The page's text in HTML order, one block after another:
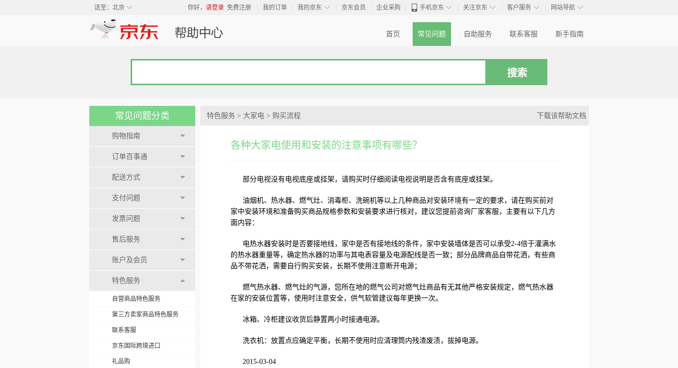
◇
送至： 北京 你好， 请登录 免费注册 我的订单 ◇
我的京东 京东会员 企业采购 ◇
手机京东 ◇
关注京东 ◇
客户服务 ◇
网站导航
首页 常见问题 自助服务 联系客服 新手指南
常见问题分类
购物指南
订单百事通
配送方式
支付问题
发票问题
售后服务
账户及会员
特色服务
自营商品特色服务
第三方卖家商品特色服务
联系客服
京东国际跨境进口
礼品购
特色服务 > 大家电 > 购买流程 下载该帮助文档
各种大家电使用和安装的注意事项有哪些？
部分电视没有电视底座或挂架，请购买时仔细阅读电视说明是否含有底座或挂架。
油烟机、热水器、燃气灶、消毒柜、洗碗机等以上几种商品对安装环境有一定的要求，请在购买前对
家中安装环境和准备购买商品规格参数和安装要求进行核对，建议您提前咨询厂家客服，主要有以下几方
面内容：
电热水器安装时是否要接地线，家中是否有接地线的条件，家中安装墙体是否可以承受2-4倍于灌满水
的热水器重量等，确定热水器的功率与其电表容量及电源配线是否一致；部分品牌商品自带花洒，有些商
品不带花洒，需要自行购买安装，长期不使用注意断开电源；
燃气热水器、燃气灶的气源，您所在地的燃气公司对燃气灶商品有无其他严格安装规定，燃气热水器
在家的安装位置等，使用时注意安全，供气软管建议每年更换一次。
冰箱、冷柜建议收货后静置两小时接通电源。
洗衣机：放置点应确定平衡，长期不使用时应清理筒内残渣废渍，拔掉电源。
2015-03-04